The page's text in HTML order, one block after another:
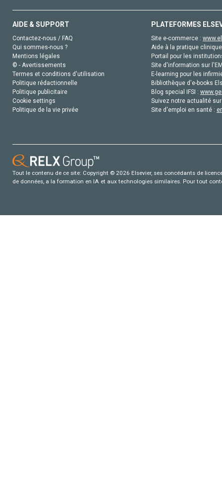
AIDE & SUPPORT
Contactez-nous / FAQ
Qui sommes-nous ?
Mentions légales
© - Avertissements
Termes et conditions d'utilisation
Politique rédactionnelle
Politique publicitaire
Cookie settings
Politique de la vie privée
PLATEFORMES
Site e-commerce :
Aide à la pratique
Portail pour les
Site d'information sur
E-learning pour les
Bibliothèque d'e-books
Blog special IFSI :
Suivez notre actualité
Site d'emploi en santé :
Tout le contenu de ce site: Copyright © 2026 Elsevier, ses concédants de
de données, a la formation en IA et aux technologies similaires. Pour tout